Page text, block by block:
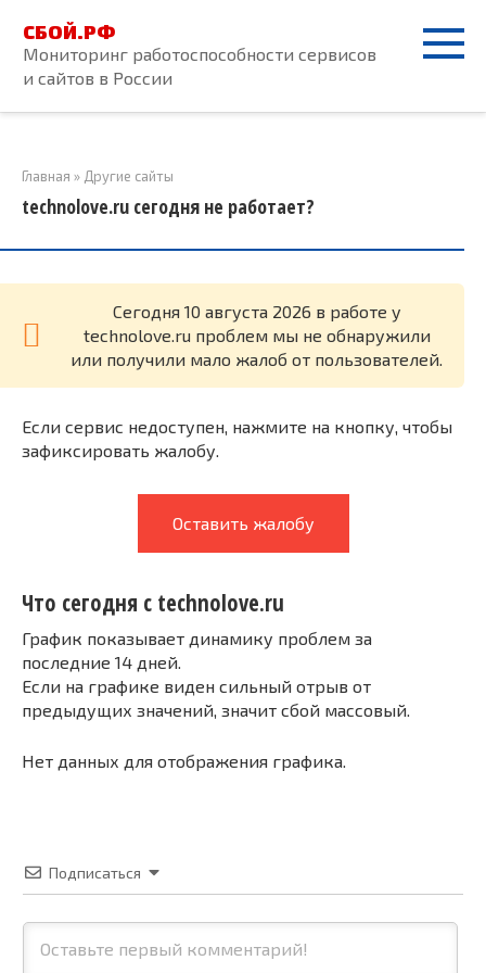
контенту
СБОЙ.РФ
Мониторинг работоспособности сервисов
и сайтов в России
Главная » Другие сайты
technolove.ru сегодня не работает?
Cегодня 10 августа 2026 в работе у
technolove.ru проблем мы не обнаружили
или получили мало жалоб от пользователей.
Если сервис недоступен, нажмите на кнопку, чтобы
зафиксировать жалобу.
Оставить жалобу
Что сегодня с technolove.ru
График показывает динамику проблем за
последние 14 дней.
Если на графике виден сильный отрыв от
предыдущих значений, значит сбой массовый.
Нет данных для отображения графика.
Подписаться